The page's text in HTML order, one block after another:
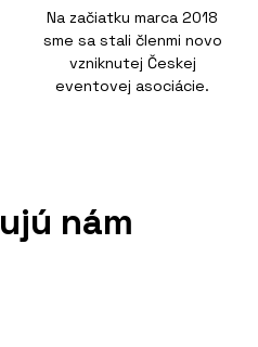
Na začiatku marca 2018
sme sa stali členmi novo
vzniknutej Českej
eventovej asociácie.
nám